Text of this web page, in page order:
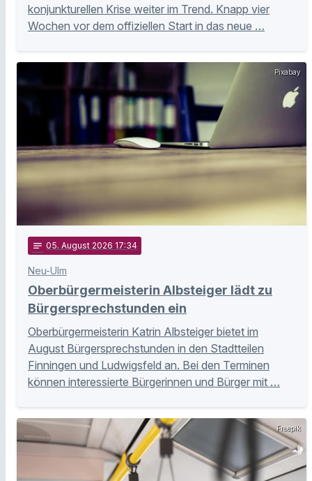
konjunkturellen Krise weiter im Trend. Knapp vier
Wochen vor dem offiziellen Start in das neue …
Pixabay
notes 05. August 2026 17:34
Neu-Ulm
Oberbürgermeisterin Albsteiger lädt zu
Bürgersprechstunden ein
Oberbürgermeisterin Katrin Albsteiger bietet im
August Bürgersprechstunden in den Stadtteilen
Finningen und Ludwigsfeld an. Bei den Terminen
können interessierte Bürgerinnen und Bürger mit …
Freepik